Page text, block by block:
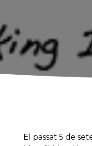
El passat 5 de